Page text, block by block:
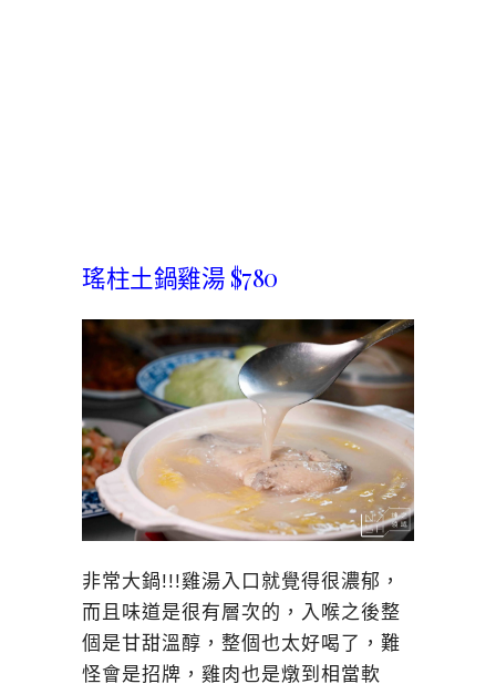
瑤柱土鍋雞湯 $780
非常大鍋!!!雞湯入口就覺得很濃郁，
而且味道是很有層次的，入喉之後整
個是甘甜溫醇，整個也太好喝了，難
怪會是招牌，雞肉也是燉到相當軟